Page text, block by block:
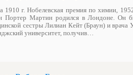
1910 г. Нобелевская премия по химии,
Портер Мартин родился в Лондоне. Он
сестры Лилиан Кейт (Браун) и врача
университет, получив…